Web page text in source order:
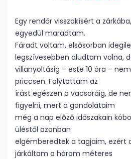
Egy rendőr visszakísért a
egyedül maradtam.
Fáradt voltam, elsősorban
legszívesebben aludtam volna,
villanyoltásig – este 10 óra –
priccsen. Folytattam az
írást egészen a vacsoráig, de
figyelni, mert a gondolataim
még a nap előző időszakain
üléstől azonban
elgémberedtek a tagjaim, ezért
járkáltam a három méteres